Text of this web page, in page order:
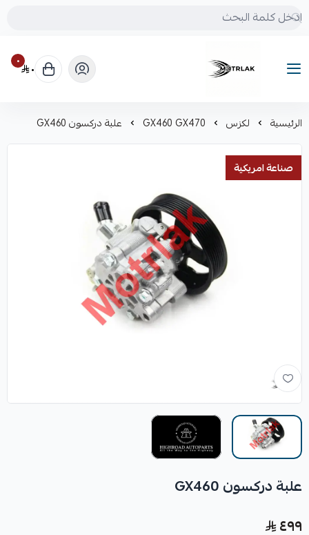
Motrlak
٠ ٠
الرئيسية لكزس GX460 GX470 علبة دركسون GX460
صناعة امريكية
علبة دركسون GX460
٤٩٩